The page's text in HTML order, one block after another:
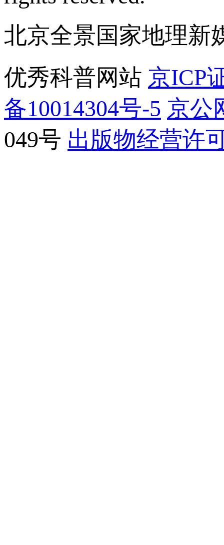
北京全景国家地理新
优秀科普网站 京ICP
备10014304号-5 京公
049号 出版物经营许